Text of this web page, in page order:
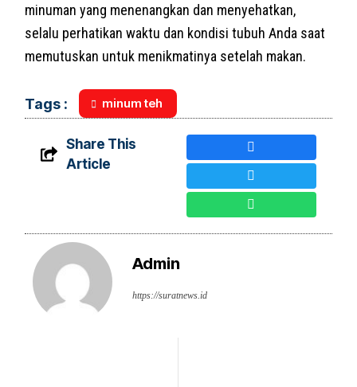
minuman yang menenangkan dan menyehatkan,
selalu perhatikan waktu dan kondisi tubuh Anda saat
memutuskan untuk menikmatinya setelah makan.
Tags : minum teh
Share This
Article
Admin
https://suratnews.id